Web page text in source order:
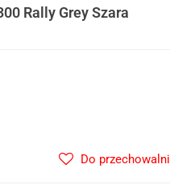
Rally Grey Szara
Do przechowalni